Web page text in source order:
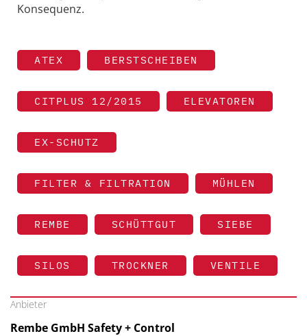
Konsequenz.
ATEX BERSTSCHEIBEN
CITPLUS 12/2015 ELEVATOREN
EX-SCHUTZ
FILTER & FILTRATION MÜHLEN
REMBE SCHÜTTGUT SIEBE
SILOS TROCKNER VENTILE
Anbieter
Rembe GmbH Safety + Control